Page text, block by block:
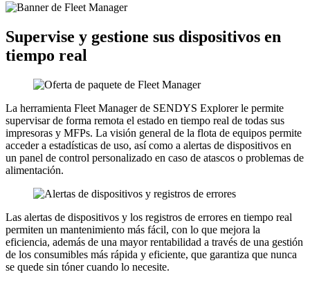
Supervise y gestione sus dispositivos en
tiempo real
La herramienta Fleet Manager de SENDYS Explorer le permite
supervisar de forma remota el estado en tiempo real de todas sus
impresoras y MFPs. La visión general de la flota de equipos permite
acceder a estadísticas de uso, así como a alertas de dispositivos en
un panel de control personalizado en caso de atascos o problemas de
alimentación.
Las alertas de dispositivos y los registros de errores en tiempo real
permiten un mantenimiento más fácil, con lo que mejora la
eficiencia, además de una mayor rentabilidad a través de una gestión
de los consumibles más rápida y eficiente, que garantiza que nunca
se quede sin tóner cuando lo necesite.